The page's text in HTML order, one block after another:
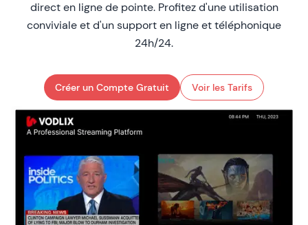
direct en ligne de pointe. Profitez d'une utilisation
conviviale et d'un support en ligne et téléphonique
24h/24.
Créer un Compte Gratuit Voir les Tarifs